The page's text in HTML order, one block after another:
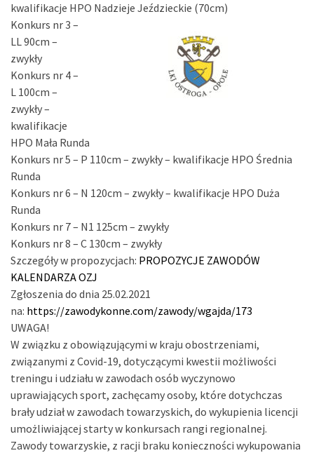
kwalifikacje HPO Nadzieje Jeździeckie (70cm)
Konkurs nr 3 –
LL 90cm –
zwykły
Konkurs nr 4 –
L 100cm –
zwykły –
kwalifikacje
HPO Mała Runda
Konkurs nr 5 – P 110cm – zwykły – kwalifikacje HPO Średnia
Runda
Konkurs nr 6 – N 120cm – zwykły – kwalifikacje HPO Duża
Runda
Konkurs nr 7 – N1 125cm – zwykły
Konkurs nr 8 – C 130cm – zwykły
Szczegóły w propozycjach: PROPOZYCJE ZAWODÓW
KALENDARZA OZJ
Zgłoszenia do dnia 25.02.2021
na: https://zawodykonne.com/zawody/wgajda/173
UWAGA!
W związku z obowiązującymi w kraju obostrzeniami,
związanymi z Covid-19, dotyczącymi kwestii możliwości
treningu i udziału w zawodach osób wyczynowo
uprawiających sport, zachęcamy osoby, które dotychczas
brały udział w zawodach towarzyskich, do wykupienia licencji
umożliwiającej starty w konkursach rangi regionalnej.
Zawody towarzyskie, z racji braku konieczności wykupowania